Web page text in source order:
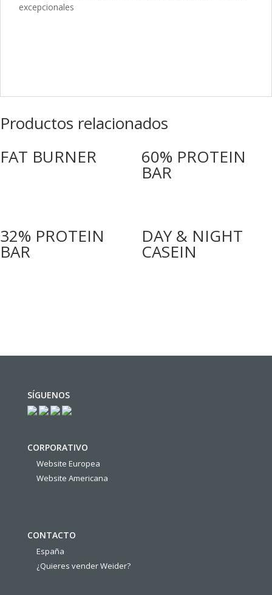
excepcionales
Productos relacionados
FAT BURNER
60% PROTEIN
BAR
32% PROTEIN
BAR
DAY & NIGHT
CASEIN
SÍGUENOS
CORPORATIVO
Website Europea
Website Americana
CONTACTO
España
¿Quieres vender Weider?